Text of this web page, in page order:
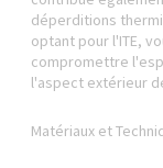
déperditions
optant pour l'ITE,
compromettre
l'aspect extérieur
Matériaux et